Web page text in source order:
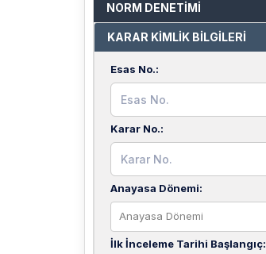
NORM DENETİMİ
KARAR KİMLİK BİLGİLERİ
Esas No.:
Karar No.:
Anayasa Dönemi:
Anayasa Dönemi
İlk İnceleme Tarihi Başlangıç: